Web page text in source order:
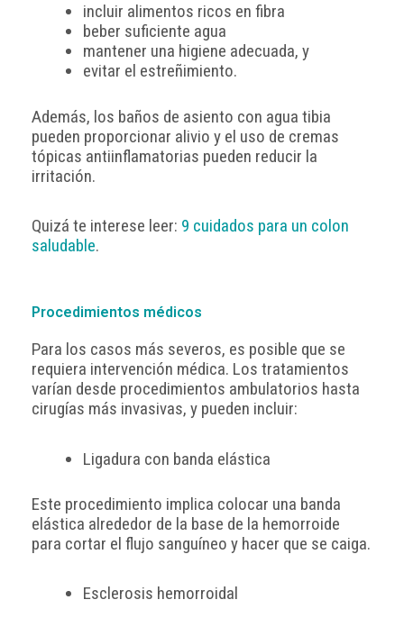
incluir alimentos ricos en fibra
beber suficiente agua
mantener una higiene adecuada, y
evitar el estreñimiento.
Además, los baños de asiento con agua tibia
pueden proporcionar alivio y el uso de cremas
tópicas antiinflamatorias pueden reducir la
irritación.
Quizá te interese leer: 9 cuidados para un colon
saludable.
Procedimientos médicos
Para los casos más severos, es posible que se
requiera intervención médica. Los tratamientos
varían desde procedimientos ambulatorios hasta
cirugías más invasivas, y pueden incluir:
Ligadura con banda elástica
Este procedimiento implica colocar una banda
elástica alrededor de la base de la hemorroide
para cortar el flujo sanguíneo y hacer que se caiga.
Esclerosis hemorroidal